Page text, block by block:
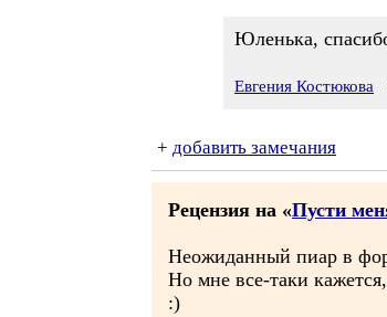
Юленька,
Евгения Костюкова
+ добавить замечания
Рецензия на «Пусти
Неожиданный пиар в
Но мне все-таки
:)